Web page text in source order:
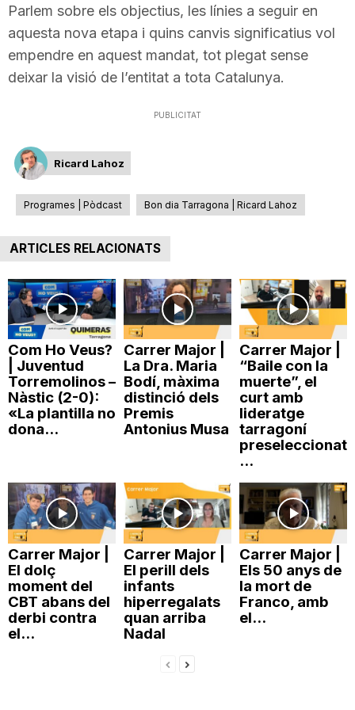
T
a
r
a
o
n
a
Parlem sobre els objectius, les línies a seguir en
aquesta nova etapa i quins canvis significatius vol
empendre en aquest mandat, tot plegat sense
deixar la visió de l’entitat a tota Catalunya.
PUBLICITAT
Ricard Lahoz
Programes | Pòdcast Bon dia Tarragona | Ricard Lahoz
ARTICLES RELACIONATS
Com Ho Veus?
| Juventud
Torremolinos –
Nàstic (2-0):
«La plantilla no
dona...
Carrer Major |
La Dra. Maria
Bodí, màxima
distinció dels
Premis
Antonius Musa
Carrer Major |
“Baile con la
muerte”, el
curt amb
lideratge
tarragoní
preseleccionat
...
Carrer Major |
El dolç
moment del
CBT abans del
derbi contra
el...
Carrer Major |
El perill dels
infants
hiperregalats
quan arriba
Nadal
Carrer Major |
Els 50 anys de
la mort de
Franco, amb
el...